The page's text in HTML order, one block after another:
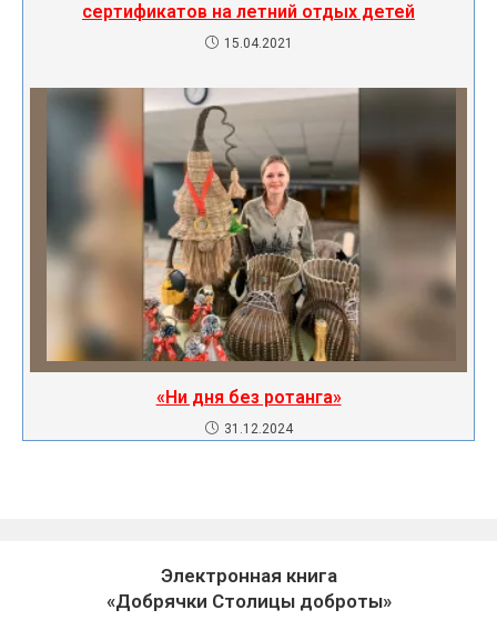
сертификатов на летний отдых детей
15.04.2021
«Ни дня без ротанга»
31.12.2024
Электронная книга
«Добрячки Столицы доброты»